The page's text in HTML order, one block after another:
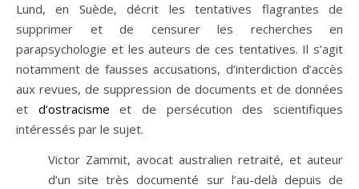
Lund, en Suède, décrit les tentatives flagrantes de
supprimer et de censurer les recherches en
parapsychologie et les auteurs de ces tentatives. Il s’agit
notamment de fausses accusations, d’interdiction d’accès
aux revues, de suppression de documents et de données
et d’ostracisme et de persécution des scientifiques
intéressés par le sujet.
Victor Zammit, avocat australien retraité, et auteur
d’un site très documenté sur l’au-delà depuis de